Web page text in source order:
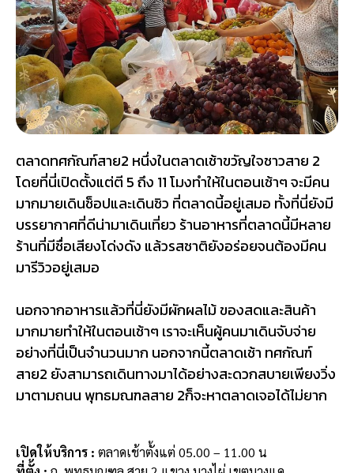
ตลาดทศกัณฑ์สาย2 หนึ่งในตลาดเช้าขวัญใจชาวสาย 2
โดยที่นี่เปิดตั้งแต่ตี 5 ถึง 11 โมงทำให้ในตอนเช้าๆ จะมีคน
มากมายเดินช็อปและเดินชิว ที่ตลาดนี้อยู่เสมอ ทั้งที่นี่ยังมี
บรรยากาศที่ดีน่ามาเดินเที่ยว ร้านอาหารที่ตลาดนี้มีหลาย
ร้านที่มีชื่อเสียงโด่งดัง แล้วรสชาติยังอร่อยจนต้องมีคน
มารีวิวอยู่เสมอ
นอกจากอาหารแล้วที่นี่ยังมีผักผลไม้ ของสดและสินค้า
มากมายทำให้ในตอนเช้าๆ เราจะเห็นผู้คนมาเดินจับจ่าย
อย่างที่นี่เป็นจำนวนมาก นอกจากนี้ตลาดเช้า ทศกัณฑ์
สาย2 ยังสามารถเดินทางมาได้อย่างสะดวกสบายเพียงวิ่ง
มาตามถนน พุทธมณฑลสาย 2ก็จะหาตลาดเจอได้ไม่ยาก
เปิดให้บริการ : ตลาดเช้าตั้งแต่ 05.00 – 11.00 น